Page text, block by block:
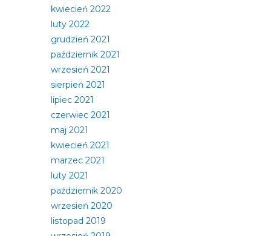
kwiecień 2022
luty 2022
grudzień 2021
październik 2021
wrzesień 2021
sierpień 2021
lipiec 2021
czerwiec 2021
maj 2021
kwiecień 2021
marzec 2021
luty 2021
październik 2020
wrzesień 2020
listopad 2019